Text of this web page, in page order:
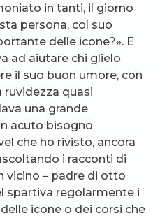
in tanti, il giorno
persona, col suo
delle icone?». E
ad aiutare chi glielo
il suo buon umore, con
ruvidezza quasi
una grande
acuto bisogno
che ho rivisto, ancora
i racconti di
vicino – padre di otto
spartiva regolarmente i
icone o dei corsi che